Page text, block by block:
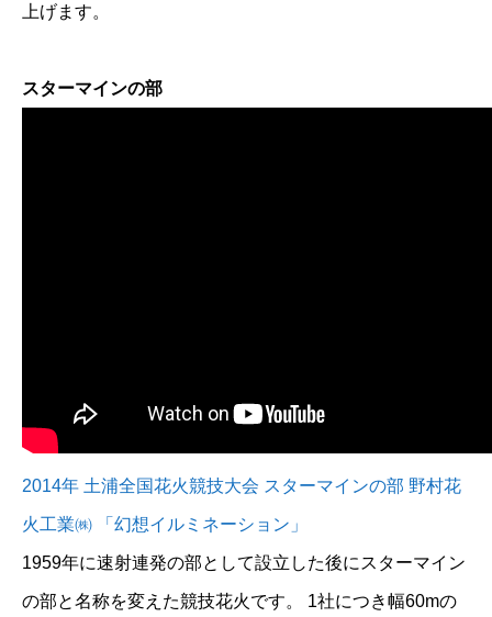
上げます。
スターマインの部
2014年 土浦全国花火競技大会 スターマインの部 野村花
火工業㈱ 「幻想イルミネーション」
1959年に速射連発の部として設立した後にスターマイン
の部と名称を変えた競技花火です。 1社につき幅60mの